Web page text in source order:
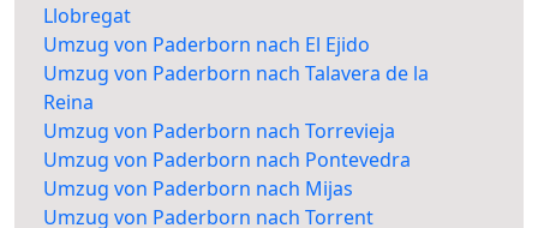
Llobregat
Umzug von Paderborn nach El Ejido
Umzug von Paderborn nach Talavera de la
Reina
Umzug von Paderborn nach Torrevieja
Umzug von Paderborn nach Pontevedra
Umzug von Paderborn nach Mijas
Umzug von Paderborn nach Torrent